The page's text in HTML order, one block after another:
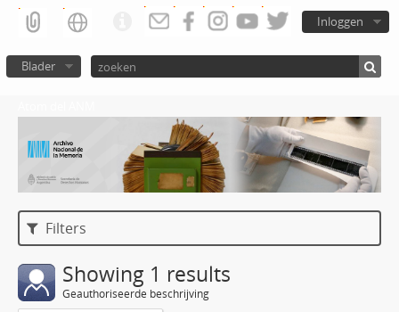
Inloggen
Blader
Filters
Showing 1 results
Geauthoriseerde beschrijving